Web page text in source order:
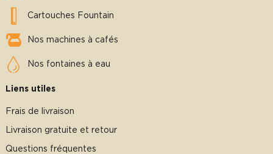
Cartouches Fountain
Nos machines à cafés
Nos fontaines à eau
Liens utiles
Frais de livraison
Livraison gratuite et retour
Questions fréquentes